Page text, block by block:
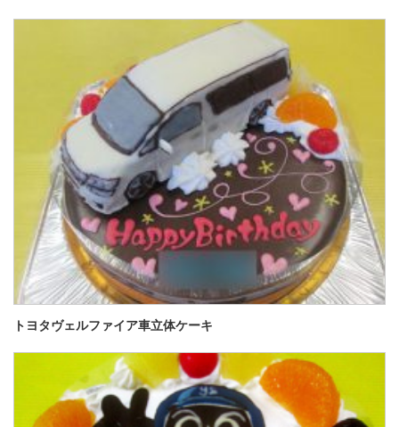
トヨタヴェルファイア車立体ケーキ